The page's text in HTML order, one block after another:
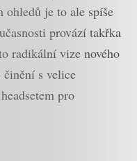
ohledů je to ale spíše
provází takřka
radikální vize nového
činění s velice
pro